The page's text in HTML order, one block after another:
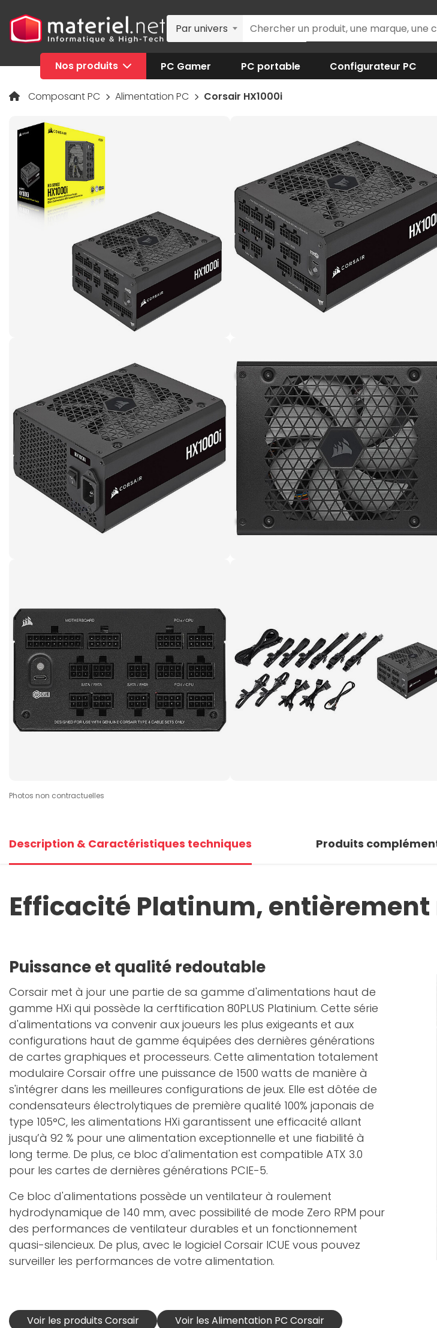
Par univers
Nos produits PC Gamer PC portable Configurateur PC
Composant PC Alimentation PC Corsair HX1000i
Photos non contractuelles
Description & Caractéristiques techniques Produits
Efficacité Platinum,
Puissance et qualité redoutable
Corsair met à jour une partie de sa gamme d'alimentations haut de
gamme HXi qui possède la cerftification 80PLUS Platinium. Cette série
d'alimentations va convenir aux joueurs les plus exigeants et aux
configurations haut de gamme équipées des dernières générations
de cartes graphiques et processeurs. Cette alimentation totalement
modulaire Corsair offre une puissance de 1500 watts de manière à
s'intégrer dans les meilleures configurations de jeux. Elle est dôtée de
condensateurs électrolytiques de première qualité 100% japonais de
type 105°C, les alimentations HXi garantissent une efficacité allant
jusqu’à 92 % pour une alimentation exceptionnelle et une fiabilité à
long terme. De plus, ce bloc d'alimentation est compatible ATX 3.0
pour les cartes de dernières générations PCIE-5.
Ce bloc d'alimentations possède un ventilateur à roulement
hydrodynamique de 140 mm, avec possibilité de mode Zero RPM pour
des performances de ventilateur durables et un fonctionnement
quasi-silencieux. De plus, avec le logiciel Corsair ICUE vous pouvez
surveiller les performances de votre alimentation.
Voir les produits Corsair Voir les Alimentation PC Corsair